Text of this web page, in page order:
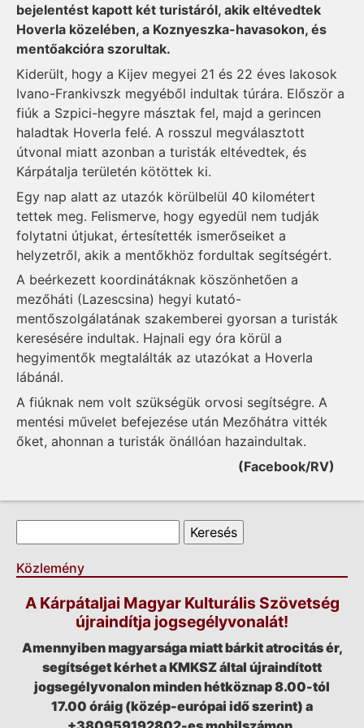
bejelentést kapott két turistáról, akik eltévedtek
Hoverla közelében, a Koznyeszka-havasokon, és
mentőakcióra szorultak.
Kiderült, hogy a Kijev megyei 21 és 22 éves lakosok
Ivano-Frankivszk megyéből indultak túrára. Először a
fiúk a Szpici-hegyre másztak fel, majd a gerincen
haladtak Hoverla felé. A rosszul megválasztott
útvonal miatt azonban a turisták eltévedtek, és
Kárpátalja területén kötöttek ki.
Egy nap alatt az utazók körülbelül 40 kilométert
tettek meg. Felismerve, hogy egyedül nem tudják
folytatni útjukat, értesítették ismerőseiket a
helyzetről, akik a mentőkhöz fordultak segítségért.
A beérkezett koordinátáknak köszönhetően a
mezőháti (Lazescsina) hegyi kutató-
mentőszolgálatának szakemberei gyorsan a turisták
keresésére indultak. Hajnali egy óra körül a
hegyimentők megtalálták az utazókat a Hoverla
lábánál.
A fiúknak nem volt szükségük orvosi segítségre. A
mentési művelet befejezése után Mezőhátra vitték
őket, ahonnan a turisták önállóan hazaindultak.
(Facebook/RV)
Keresés űrlap
Keresés
Közlemény
A Kárpátaljai Magyar Kulturális Szövetség
újraindítja jogsegélyvonalát!
Amennyiben magyarsága miatt bárkit atrocitás ér,
segítséget kérhet a KMKSZ által újraindított
jogsegélyvonalon minden hétköznap 8.00-tól
17.00 óráig (közép-európai idő szerint) a